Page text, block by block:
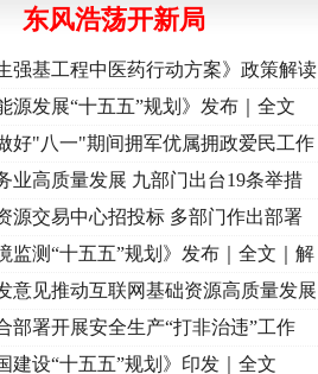
东风浩荡开新局
强基工程中医药行动方案》政策解读
源发展“十五五”规划》发布｜全文
好"八一"期间拥军优属拥政爱民工作
业高质量发展 九部门出台19条举措
源交易中心招投标 多部门作出部署
监测“十五五”规划》发布｜全文｜解
意见推动互联网基础资源高质量发展
部署开展安全生产“打非治违”工作
建设“十五五”规划》印发｜全文